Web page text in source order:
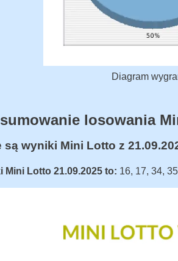
Diagram
losowania
są wyniki Mini Lotto z
Mini Lotto 21.09.2025 to: 16, 17, 34,